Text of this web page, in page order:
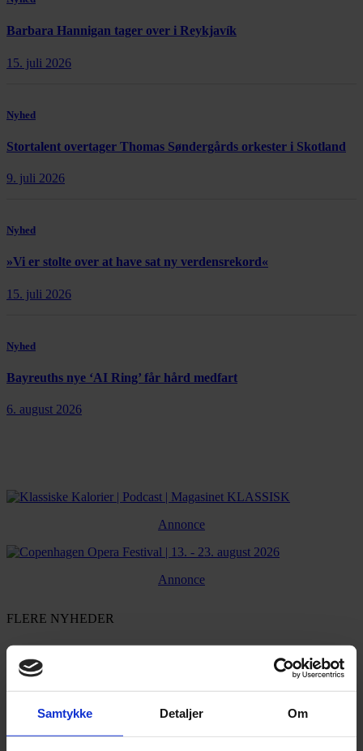
Samtykke Detaljer Om
Barbara Hannigan tager over i Reykjavík
15. juli 2026
Nyhed
Stortalent overtager Thomas Søndergårds orkester i Skotland
9. juli 2026
Nyhed
»Vi er stolte over at have sat ny verdensrekord«
15. juli 2026
Nyhed
Bayreuths nye ‘AI Ring’ får hård medfart
6. august 2026
Annonce
Annonce
FLERE NYHEDER